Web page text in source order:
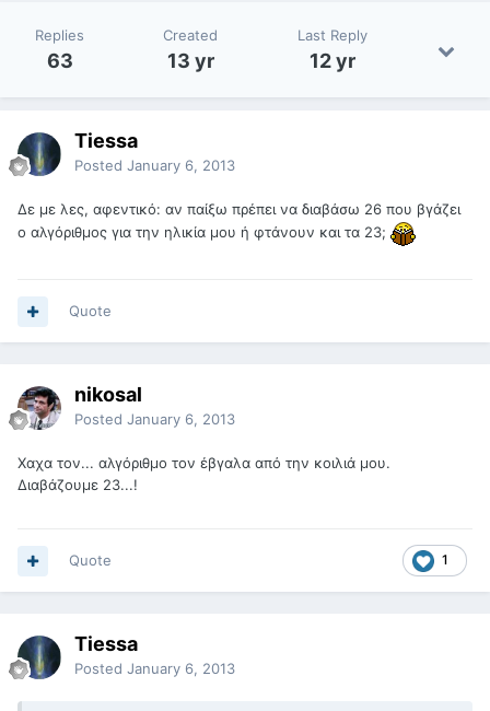
Replies
63
Created
13 yr
Last Reply
12 yr
Tiessa
Posted January 6, 2013
Δε με λες, αφεντικό: αν παίξω πρέπει να διαβάσω 26 που βγάζει
ο αλγόριθμος για την ηλικία μου ή φτάνουν και τα 23;
Quote
nikosal
Posted January 6, 2013
Χαχα τον... αλγόριθμο τον έβγαλα από την κοιλιά μου.
Διαβάζουμε 23...!
1
Quote
Tiessa
Posted January 6, 2013